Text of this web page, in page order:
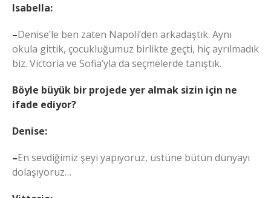
Isabella:
–Denise’le ben zaten Napoli’den arkadaştık. Aynı
okula gittik, çocukluğumuz birlikte geçti, hiç ayrılmadık
biz. Victoria ve Sofia’yla da seçmelerde tanıştık.
Böyle büyük bir projede yer almak sizin için ne
ifade ediyor?
Denise:
–En sevdiğimiz şeyi yapıyoruz, üstüne bütün dünyayı
dolaşıyoruz…